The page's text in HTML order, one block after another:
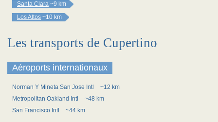
Santa Clara ~9 km
Los Altos ~10 km
Les transports de Cupertino
Aéroports internationaux
Norman Y Mineta San Jose Intl
~12 km
Metropolitan Oakland Intl
~48 km
San Francisco Intl
~44 km